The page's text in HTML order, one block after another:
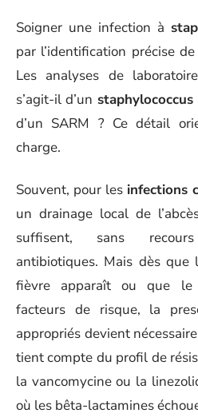
Soigner une infection à
par l’identification précise
Les analyses de
s’agit-il d’un staphylococcus
d’un SARM ? Ce détail
charge.
Souvent, pour les infections
un drainage local de
suffisent, sans
antibiotiques. Mais dès que
fièvre apparaît ou que le
facteurs de risque, la
appropriés devient
tient compte du profil de
la vancomycine ou la
où les bêta-lactamines